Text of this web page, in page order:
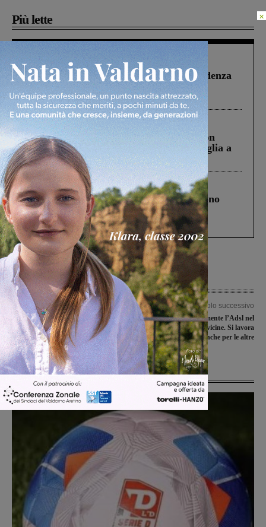
Più lette
Figline Incisa Valdarno 1 Agosto 2026
Piscina di Figline finanziata oltre la scadenza
Pnrr, il gruppo di Fratelli d’Italia: “Un
ringraziamento al Governo”
Cronaca 3 Agosto 2026
Scomparso da una struttura di Castiglion
Fiorentino l’uomo che aveva ucciso la figlia a
Levane nel 2020
Cronaca 4 Agosto 2026
Un anno fa la strage in A1 in cui morirono
Gianni, Giulia e Franco. Lo schianto, il
processo, lo stop ai sorpassi fra tir....
Articolo precedente
Imu sui terreni agricoli, Tozzi: “Il
sindaco non si limiti alle provocazioni,
ma passi ad azioni concrete”
Articolo successivo
Arriva finalmente l’Adsl nel
capoluogo e frazioni vicine. Si lavora
anche per le altre
Ultime Notizie
×